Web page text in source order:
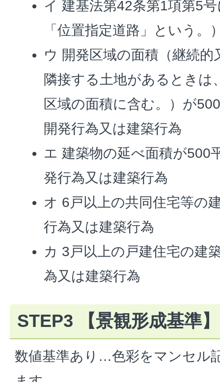
イ 建基法第42条第1項第5
「位置指定道路」という。
ウ 開発区域の面積（継続
隣接する土地があるときは
区域の面積に含む。）が
開発行為又は建築行為
エ 建築物の延べ面積が500
発行為又は建築行為
オ 6戸以上の共同住宅等の
行為又は建築行為
カ 3戸以上の戸建住宅の建
為又は建築行為
STEP3 【景観形成基準】
数値基準あり…色彩をマンセル